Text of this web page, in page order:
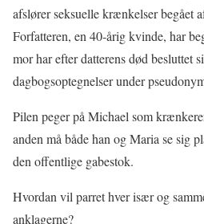
afslører seksuelle krænkelser begået
Forfatteren, en 40-årig kvinde, har
mor har efter datterens død besluttet
dagbogsoptegnelser under
Pilen peger på Michael som
anden må både han og Maria se sig
den offentlige gabestok.
Hvordan vil parret hver især og
anklagerne?